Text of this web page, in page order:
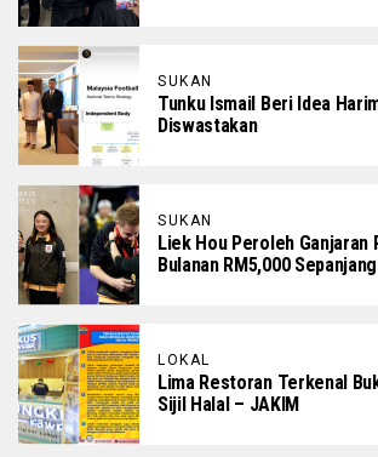
SUKAN
Tunku Ismail Beri Idea
Diswastakan
SUKAN
Liek Hou Peroleh Ganjaran
Bulanan RM5,000
LOKAL
Lima Restoran Terkenal
Sijil Halal – JAKIM